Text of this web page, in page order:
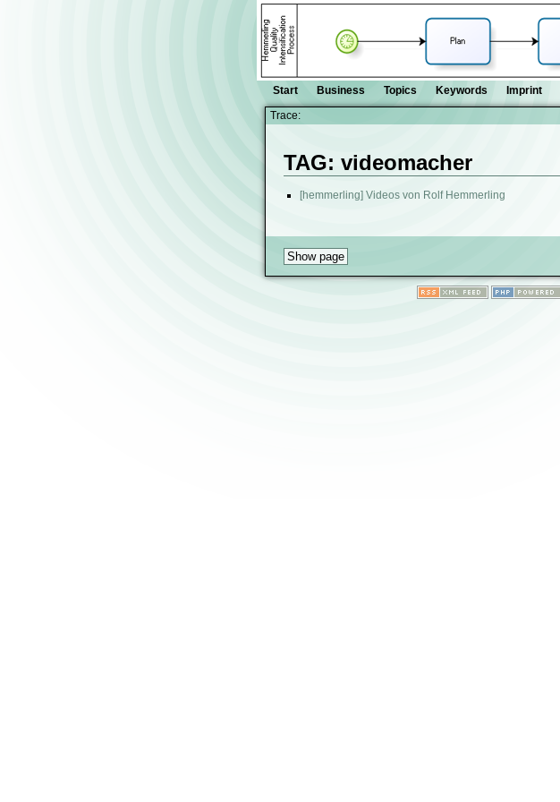
Start Business Topics Keywords Imprint
Trace:
TAG: videomacher
[hemmerling] Videos von Rolf Hemmerling